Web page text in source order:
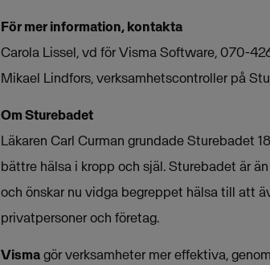
För mer information, kontakta
Carola Lissel, vd för Visma Software, 070-
Mikael Lindfors, verksamhetscontroller på
Om Sturebadet
Läkaren Carl Curman grundade Sturebadet
bättre hälsa i kropp och själ. Sturebadet är
och önskar nu vidga begreppet hälsa till att
privatpersoner och företag.
Vismagör verksamheter mer effektiva,